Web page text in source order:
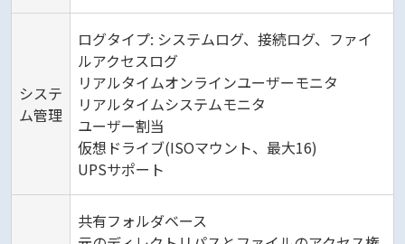
システ
ム管理
ログタイプ: システムログ、接続ログ、ファイ
ルアクセスログ
リアルタイムオンラインユーザーモニタ
リアルタイムシステムモニタ
ユーザー割当
仮想ドライブ(ISOマウント、最大16)
UPSサポート
共有フォルダベース